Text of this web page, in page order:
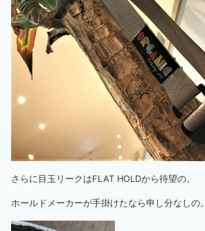
さらに目玉リークはFLAT HOLDから待望の。
ホールドメーカーが手掛けたなら申し分なしの。